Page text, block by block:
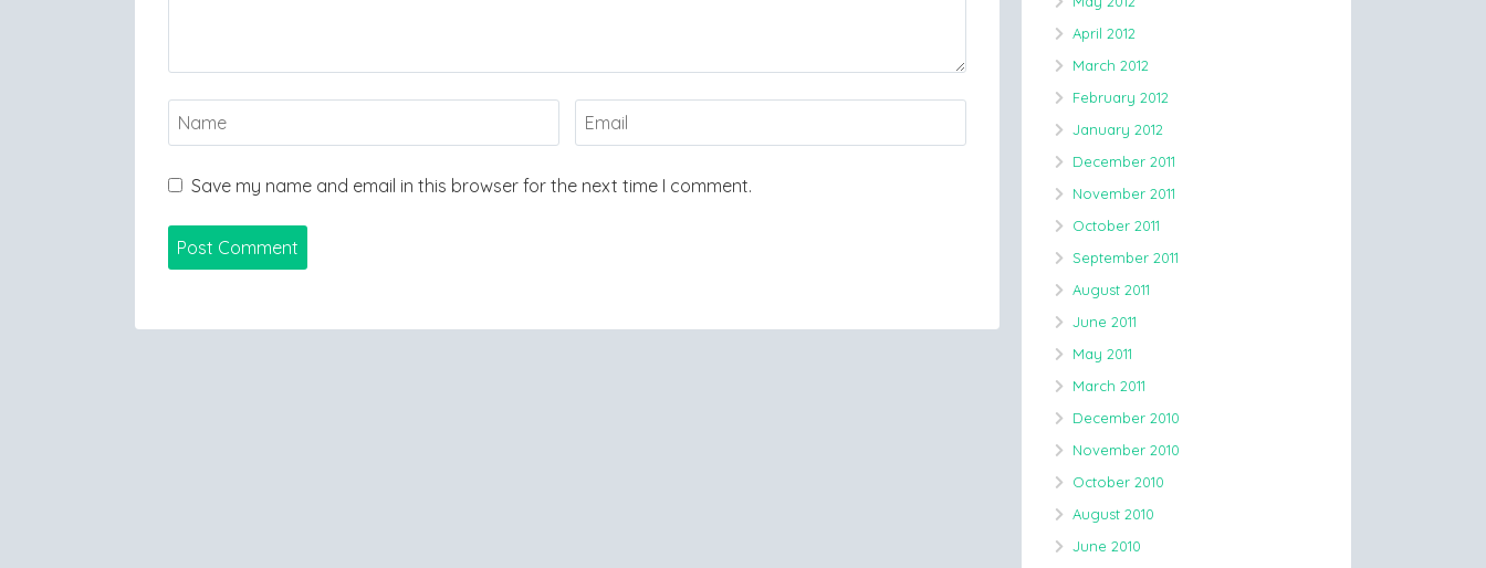
Save my name and email in this browser for the next time I comment.
April 2012
March 2012
February 2012
January 2012
December 2011
November 2011
October 2011
September 2011
August 2011
June 2011
May 2011
March 2011
December 2010
November 2010
October 2010
August 2010
June 2010